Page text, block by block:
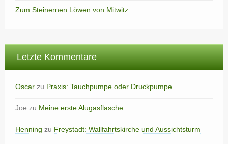
Zum Steinernen Löwen von Mitwitz
Letzte Kommentare
Oscar zu Praxis: Tauchpumpe oder Druckpumpe
Joe zu Meine erste Alugasflasche
Henning zu Freystadt: Wallfahrtskirche und Aussichtsturm